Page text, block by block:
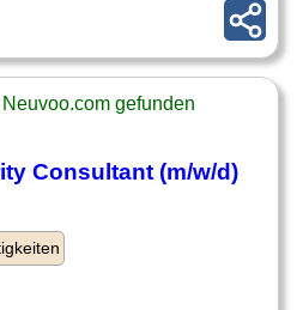
gefunden
Consultant (m/w/d)